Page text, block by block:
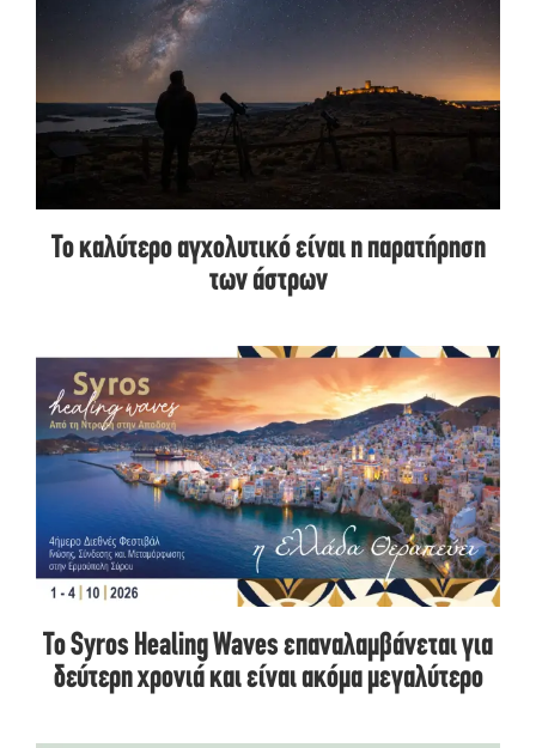
Το καλύτερο αγχολυτικό είναι η παρατήρηση
των άστρων
Το Syros Healing Waves επαναλαμβάνεται για
δεύτερη χρονιά και είναι ακόμα μεγαλύτερο